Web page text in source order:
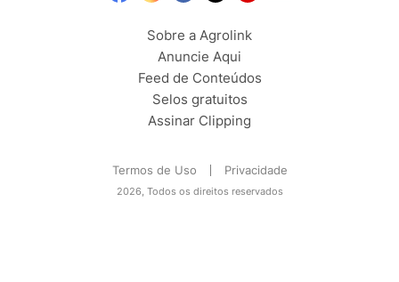
Sobre a Agrolink
Anuncie Aqui
Feed de Conteúdos
Selos gratuitos
Assinar Clipping
Termos de Uso Privacidade
2026, Todos os direitos reservados